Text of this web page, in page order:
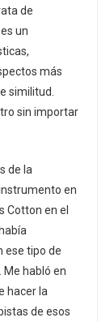
de
un
más
similitud.
sin importar
de la
en
Cotton en el
ese tipo de
habló en
hacer la
de esos